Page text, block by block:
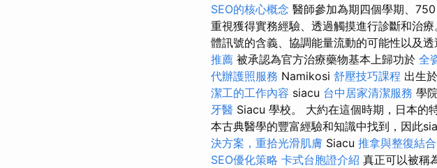
SEO的核心概念 醫師參加為期四個學期、750
重視獲得實務經驗、透過觸摸進行診斷和治療
體訊號的含義、協調能量流動的可能性以及
推薦 被承認為官方治療藥物基本上歸功於 全
代辦護照服務 Namikosi 舒壓技巧課程 出生
潔工的工作內容 siacu 台中居家清潔服務 學
牙醫 Siacu 學校。 大約在這個時期，日本的
本古典醫學的豐富經驗和知識中找到，因此
決方案，重拾光滑肌膚 Siacu 推拿與整復結合
SEO優化策略 卡式台胞證介紹 真正可以被稱